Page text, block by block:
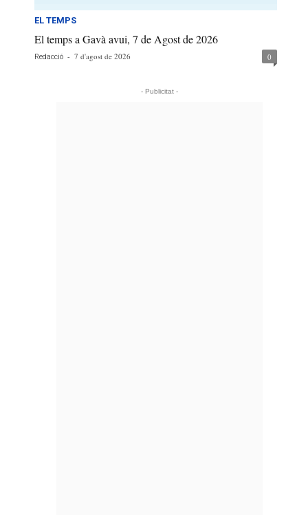
EL TEMPS
El temps a Gavà avui, 7 de Agost de 2026
Redacció - 7 d'agost de 2026 0
- Publicitat -